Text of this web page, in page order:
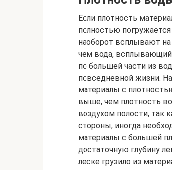
Если плотность
полностью
наоборот всплывают
чем вода, всплывающий
по большей части из
повседневной жизни.
материалы с
выше, чем плотность
воздухом полости, так
стороны, иногда
материалы с большей
достаточную глубину
леске грузило из